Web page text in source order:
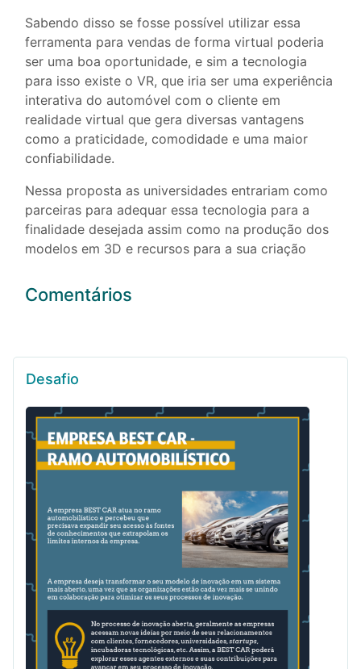
Sabendo disso se fosse possível utilizar essa
ferramenta para vendas de forma virtual poderia
ser uma boa oportunidade, e sim a tecnologia
para isso existe o VR, que iria ser uma experiência
interativa do automóvel com o cliente em
realidade virtual que gera diversas vantagens
como a praticidade, comodidade e uma maior
confiabilidade.
Nessa proposta as universidades entrariam como
parceiras para adequar essa tecnologia para a
finalidade desejada assim como na produção dos
modelos em 3D e recursos para a sua criação
Comentários
Desafio